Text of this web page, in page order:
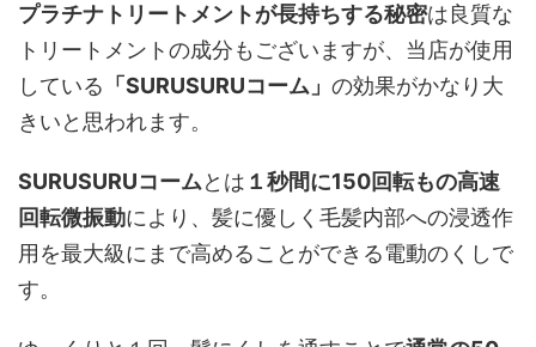
プラチナトリートメントが長持ちする秘密は良質な
トリートメントの成分もございますが、当店が使用
している 「SURUSURUコーム」 の効果がかなり大
きいと思われます。
SURUSURUコームとは １秒間に150回転もの高速
回転微振動により、髪に優しく毛髪内部への浸透作
用を最大級にまで高めることができる電動のくしで
す。